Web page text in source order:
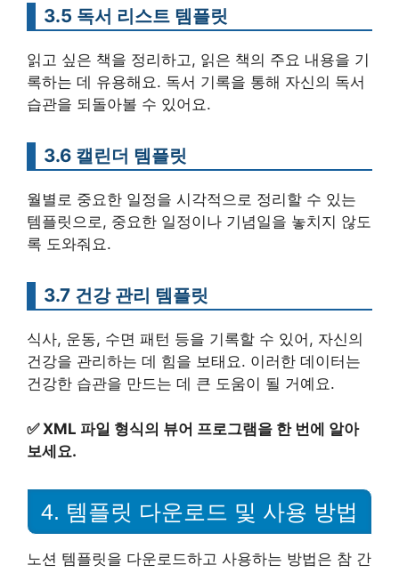
3.5 독서 리스트 템플릿
읽고 싶은 책을 정리하고, 읽은 책의 주요 내용을 기
록하는 데 유용해요. 독서 기록을 통해 자신의 독서
습관을 되돌아볼 수 있어요.
3.6 캘린더 템플릿
월별로 중요한 일정을 시각적으로 정리할 수 있는
템플릿으로, 중요한 일정이나 기념일을 놓치지 않도
록 도와줘요.
3.7 건강 관리 템플릿
식사, 운동, 수면 패턴 등을 기록할 수 있어, 자신의
건강을 관리하는 데 힘을 보태요. 이러한 데이터는
건강한 습관을 만드는 데 큰 도움이 될 거예요.
✅XML 파일 형식의 뷰어 프로그램을 한 번에 알아
보세요.
4. 템플릿 다운로드 및 사용 방법
노션 템플릿을 다운로드하고 사용하는 방법은 참 간